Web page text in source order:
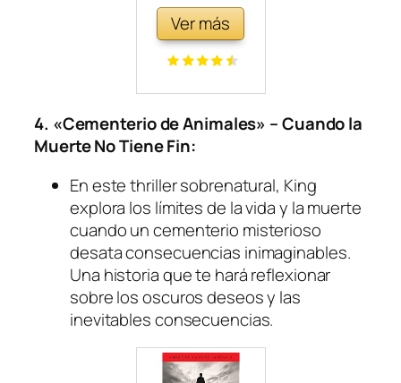
Ver más
4. «Cementerio de Animales» – Cuando la
Muerte No Tiene Fin:
En este thriller sobrenatural, King
explora los límites de la vida y la muerte
cuando un cementerio misterioso
desata consecuencias inimaginables.
Una historia que te hará reflexionar
sobre los oscuros deseos y las
inevitables consecuencias.